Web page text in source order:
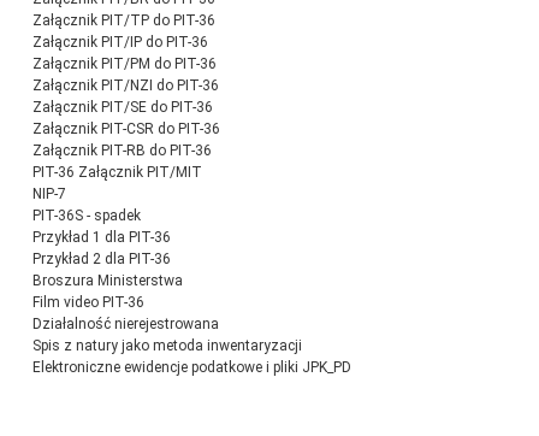
Załącznik PIT/TP do PIT-36
Załącznik PIT/IP do PIT-36
Załącznik PIT/PM do PIT-36
Załącznik PIT/NZI do PIT-36
Załącznik PIT/SE do PIT-36
Załącznik PIT-CSR do PIT-36
Załącznik PIT-RB do PIT-36
PIT-36 Załącznik PIT/MIT
NIP-7
PIT-36S - spadek
Przykład 1 dla PIT-36
Przykład 2 dla PIT-36
Broszura Ministerstwa
Film video PIT-36
Działalność nierejestrowana
Spis z natury jako metoda inwentaryzacji
Elektroniczne ewidencje podatkowe i pliki JPK_PD